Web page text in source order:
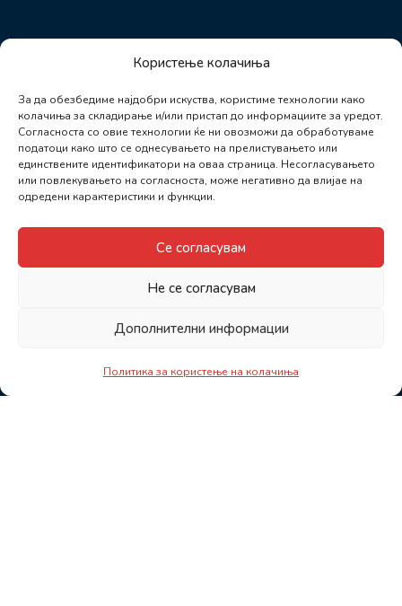
Користење колачиња
За да обезбедиме најдобри искуства, користиме технологии како
колачиња за складирање и/или пристап до информациите за уредот.
Согласноста со овие технологии ќе ни овозможи да обработуваме
податоци како што се однесувањето на прелистувањето или
единствените идентификатори на оваа страница. Несогласувањето
или повлекувањето на согласноста, може негативно да влијае на
одредени карактеристики и функции.
Се согласувам
Не се согласувам
Дополнителни информации
Политика за користење на колачиња